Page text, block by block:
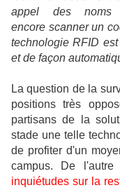
appel des
encore scanner un
technologie RFID
et de façon
La question de la
positions très
partisans de la
stade une telle
de profiter d'un
campus. De l'autre
inquiétudes sur la